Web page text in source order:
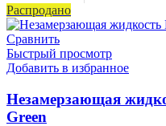
Распродано
Сравнить
Быстрый просмотр
Добавить в избранное
Незамерзающая
Green